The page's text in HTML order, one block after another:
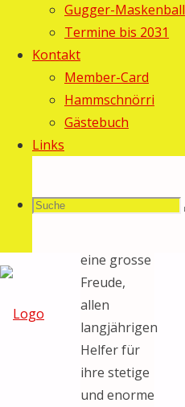
Gugger-Maskenball
Termine bis 2031
Kontakt
Member-Card
Hammschnörri
Gästebuch
Links
Suche
Suchen
Guggemusig
Helferessen
fand am
Samstagabend
(5. Mai
2007) im
statt.
eine grosse
Freude,
allen
langjährigen
Helfer für
ihre stetige
und enorme